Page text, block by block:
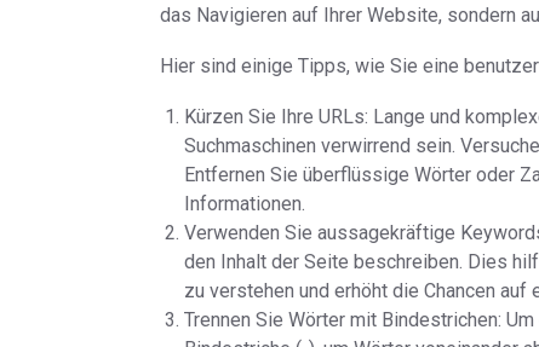
das Navigieren auf Ihrer Website, sondern
Hier sind einige Tipps, wie Sie eine
Kürzen Sie Ihre URLs: Lange und
Suchmaschinen verwirrend sein.
Entfernen Sie überflüssige Wörter oder
Informationen.
Verwenden Sie aussagekräftige
den Inhalt der Seite beschreiben. Dies
zu verstehen und erhöht die Chancen
Trennen Sie Wörter mit Bindestrichen: